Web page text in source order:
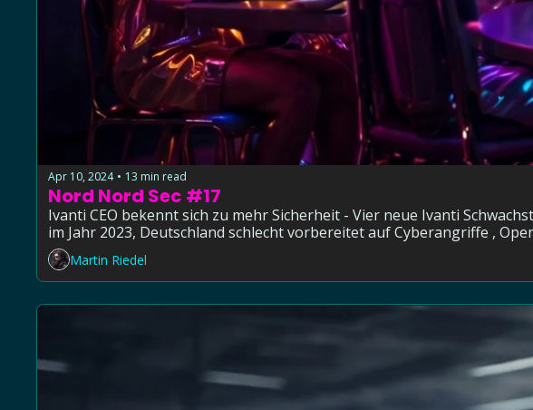
Apr 10, 2024 • 13 min read
Nord Nord Sec #17
Ivanti CEO bekennt sich zu mehr Sicherheit - Vier neue Ivanti
im Jahr 2023, Deutschland schlecht vorbereitet auf Cyberangriffe ,
Martin Riedel